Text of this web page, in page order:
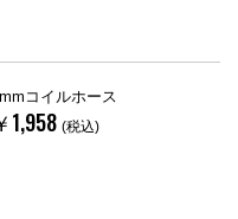
コイルホース
1,958 (税込)